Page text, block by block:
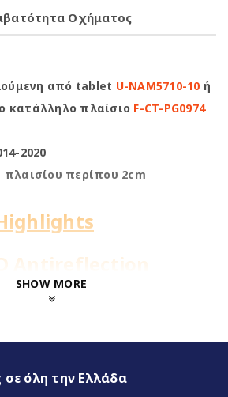
Οχήματος
από tablet U-NAM5710-10 ή
κατάλληλο πλαίσιο F-CT-PG0974
2020
πλαισίου περίπου 2cm
Antireflection
SHOW MORE
όλη την Ελλάδα